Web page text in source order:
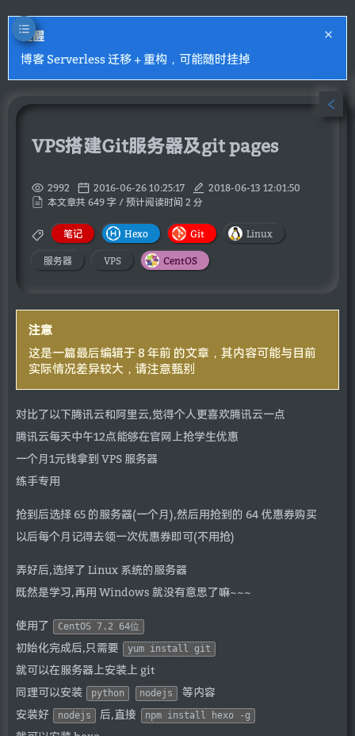
提醒
博客 Serverless 迁移 + 重构，可能随时挂掉
VPS搭建Git服务器及git pages
2992 2016-06-26 10:25:17
2018-06-13 12:01:50
本文章共 649 字 / 预计阅读时间 2 分
笔记 Hexo Git Linux
服务器 VPS CentOS
注意
这是一篇最后编辑于 8 年前 的文章，其内容可能与目前
实际情况差异较大，请注意甄别
对比了以下腾讯云和阿里云,觉得个人更喜欢腾讯云一点
腾讯云每天中午12点能够在官网上抢学生优惠
一个月1元钱拿到 VPS 服务器
练手专用
抢到后选择 65 的服务器(一个月),然后用抢到的 64 优惠券购买
以后每个月记得去领一次优惠券即可(不用抢)
弄好后,选择了 Linux 系统的服务器
既然是学习,再用 Windows 就没有意思了嘛~~~
使用了 CentOS 7.2 64位
初始化完成后,只需要 yum install git
就可以在服务器上安装上 git
同理可以安装
python nodejs
等内容
安装好
nodejs 后,直接 npm install hexo -g